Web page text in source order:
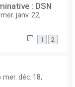
: DSN
mer. janv. 22,
1 2
mer. déc. 18,